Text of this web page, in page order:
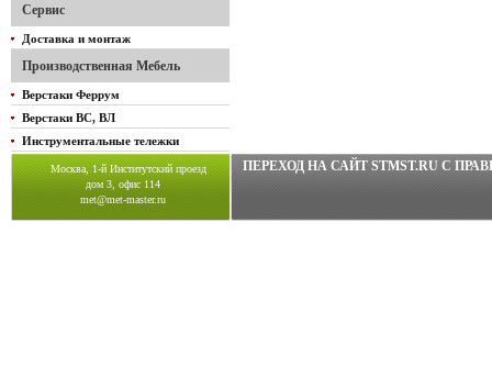
Сервис
Доставка и монтаж
Производственная Мебель
Верстаки Феррум
Верстаки ВС, ВЛ
Инструментальные тележки
Москва, 1-й Институтский проезд
дом 3, офис 114
met@met-master.ru
ПЕРЕХОД НА САЙТ STMST.RU C